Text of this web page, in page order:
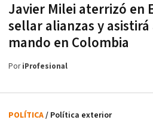
Javier Milei aterrizó en
sellar alianzas y
mando en Colombia
PoriProfesional
POLÍTICA/ Política exterior